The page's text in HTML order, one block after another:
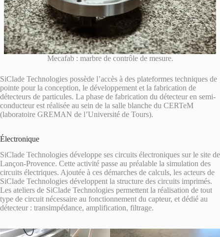
Mecafab : marbre de contrôle de mesure.
SiClade Technologies possède l’accès à des plateformes techniques de
pointe pour la conception, le développement et la fabrication de
détecteurs de particules. La phase de fabrication du détecteur en semi-
conducteur est réalisée au sein de la salle blanche du CERTeM
(laboratoire GREMAN de l’Université de Tours).
Électronique
SiClade Technologies développe ses circuits électroniques sur le site de
Lançon-Provence. Cette activité passe au préalable la simulation des
circuits électriques. Ajoutée à ces démarches de calculs, les acteurs de
SiClade Technologies développent la structure des circuits imprimés.
Les ateliers de SiClade Technologies permettent la réalisation de tout
type de circuit nécessaire au fonctionnement du capteur, et dédié au
détecteur : transimpédance, amplification, filtrage.